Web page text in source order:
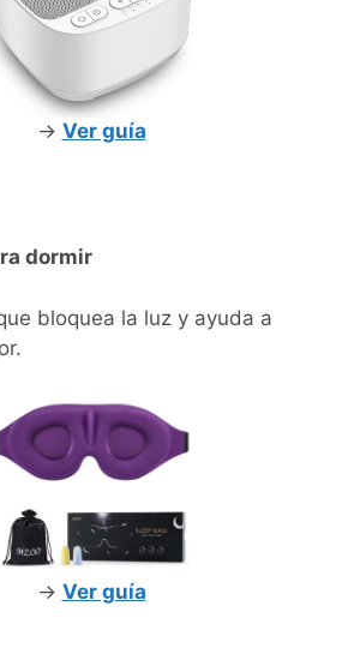
-> Ver guía
dormir
bloquea la luz y ayuda a
-> Ver guía